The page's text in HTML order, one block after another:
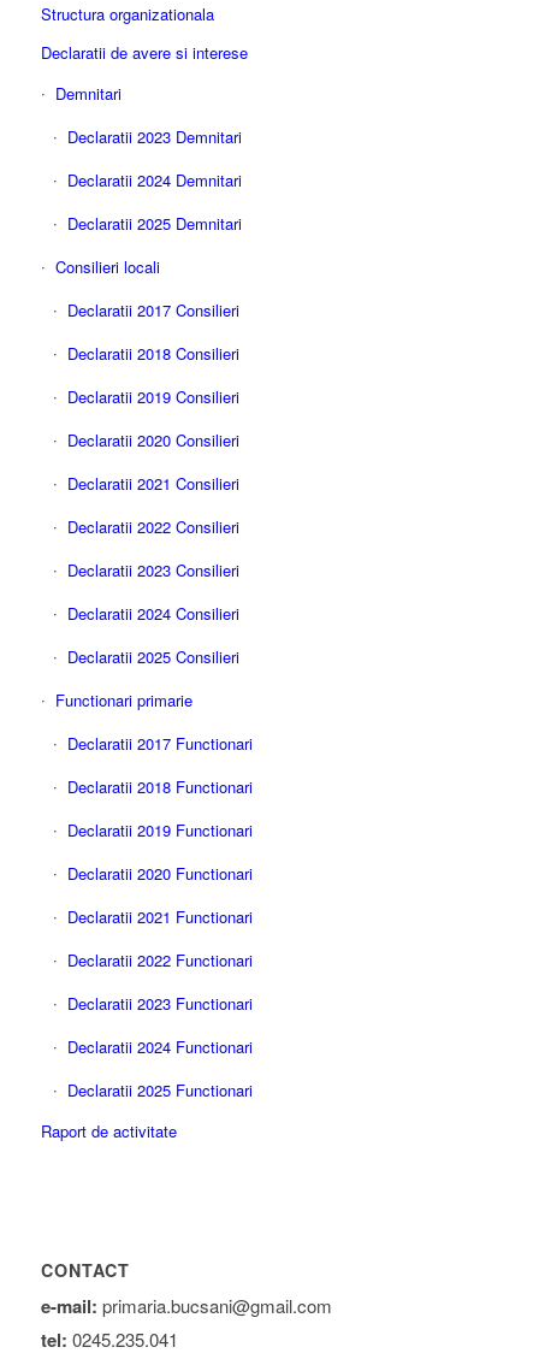
Structura organizationala
Declaratii de avere si interese
Demnitari
Declaratii 2023 Demnitari
Declaratii 2024 Demnitari
Declaratii 2025 Demnitari
Consilieri locali
Declaratii 2017 Consilieri
Declaratii 2018 Consilieri
Declaratii 2019 Consilieri
Declaratii 2020 Consilieri
Declaratii 2021 Consilieri
Declaratii 2022 Consilieri
Declaratii 2023 Consilieri
Declaratii 2024 Consilieri
Declaratii 2025 Consilieri
Functionari primarie
Declaratii 2017 Functionari
Declaratii 2018 Functionari
Declaratii 2019 Functionari
Declaratii 2020 Functionari
Declaratii 2021 Functionari
Declaratii 2022 Functionari
Declaratii 2023 Functionari
Declaratii 2024 Functionari
Declaratii 2025 Functionari
Raport de activitate
CONTACT
e-mail: primaria.bucsani@gmail.com
tel: 0245.235.041